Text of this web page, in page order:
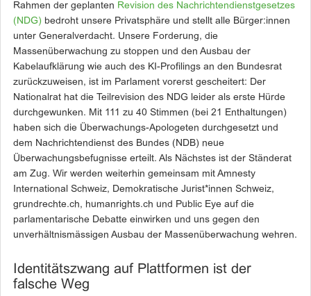
Rahmen der geplanten Revision des Nachrichtendienstgesetzes
(NDG) bedroht unsere Privatsphäre und stellt alle Bürger:innen
unter Generalverdacht. Unsere Forderung, die
Massenüberwachung zu stoppen und den Ausbau der
Kabelaufklärung wie auch des KI-Profilings an den Bundesrat
zurückzuweisen, ist im Parlament vorerst gescheitert: Der
Nationalrat hat die Teilrevision des NDG leider als erste Hürde
durchgewunken. Mit 111 zu 40 Stimmen (bei 21 Enthaltungen)
haben sich die Überwachungs-Apologeten durchgesetzt und
dem Nachrichtendienst des Bundes (NDB) neue
Überwachungsbefugnisse erteilt. Als Nächstes ist der Ständerat
am Zug. Wir werden weiterhin gemeinsam mit Amnesty
International Schweiz, Demokratische Jurist*innen Schweiz,
grundrechte.ch, humanrights.ch und Public Eye auf die
parlamentarische Debatte einwirken und uns gegen den
unverhältnismässigen Ausbau der Massenüberwachung wehren.
Identitätszwang auf Plattformen ist der
falsche Weg